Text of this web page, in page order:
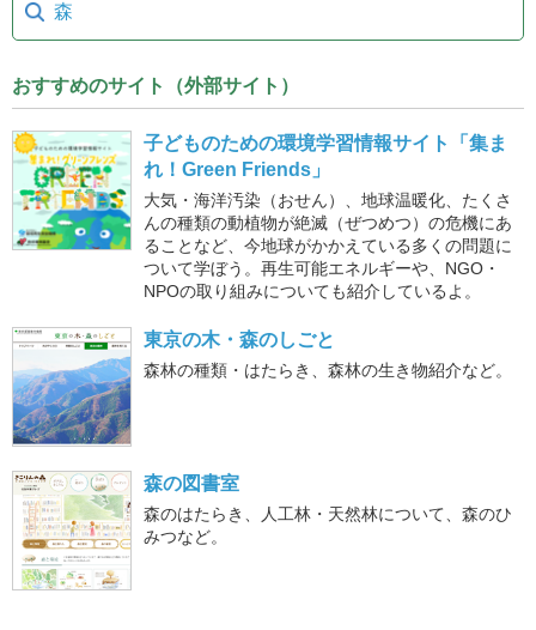
森
おすすめのサイト（外部サイト）
子どものための環境学習情報サイト「集ま
れ！Green Friends」
大気・海洋汚染（おせん）、地球温暖化、たくさ
んの種類の動植物が絶滅（ぜつめつ）の危機にあ
ることなど、今地球がかかえている多くの問題に
ついて学ぼう。再生可能エネルギーや、NGO・
NPOの取り組みについても紹介しているよ。
東京の木・森のしごと
森林の種類・はたらき、森林の生き物紹介など。
森の図書室
森のはたらき、人工林・天然林について、森のひ
みつなど。